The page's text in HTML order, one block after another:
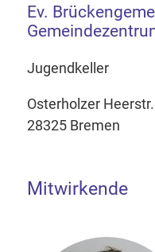
Ev.
Jugendkeller
Osterholzer
28325 Bremen
Mitwirkende